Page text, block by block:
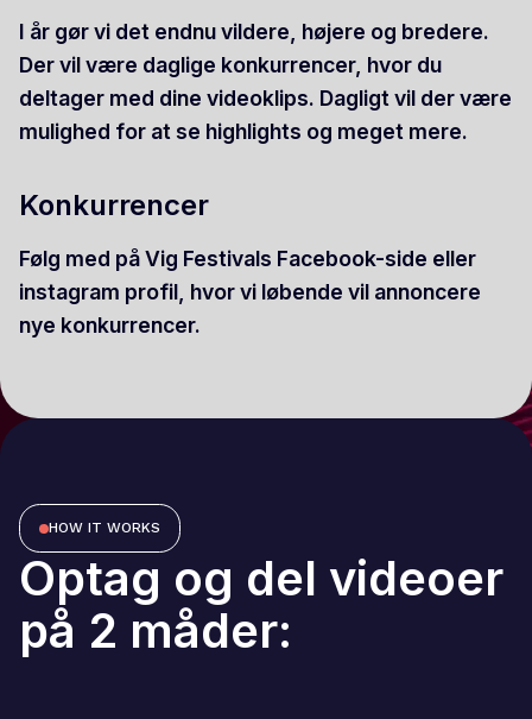
I år gør vi det endnu vildere, højere og bredere.
Der vil være daglige konkurrencer, hvor du
deltager med dine videoklips. Dagligt vil der være
mulighed for at se highlights og meget mere.
Konkurrencer
Følg med på Vig Festivals Facebook-side eller
instagram profil, hvor vi løbende vil annoncere
nye konkurrencer.
HOW IT WORKS
Optag og del videoer
på 2 måder: